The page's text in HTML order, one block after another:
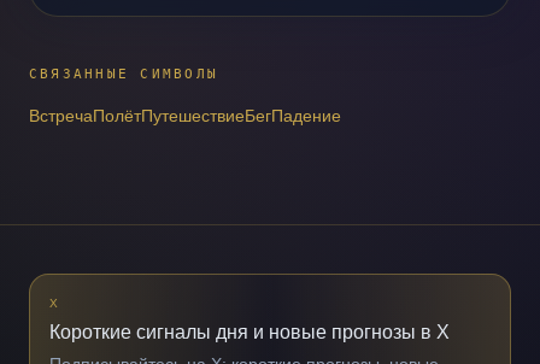
СВЯЗАННЫЕ СИМВОЛЫ
ВстречаПолётПутешествиеБегПадение
X
Короткие сигналы дня и новые прогнозы в X